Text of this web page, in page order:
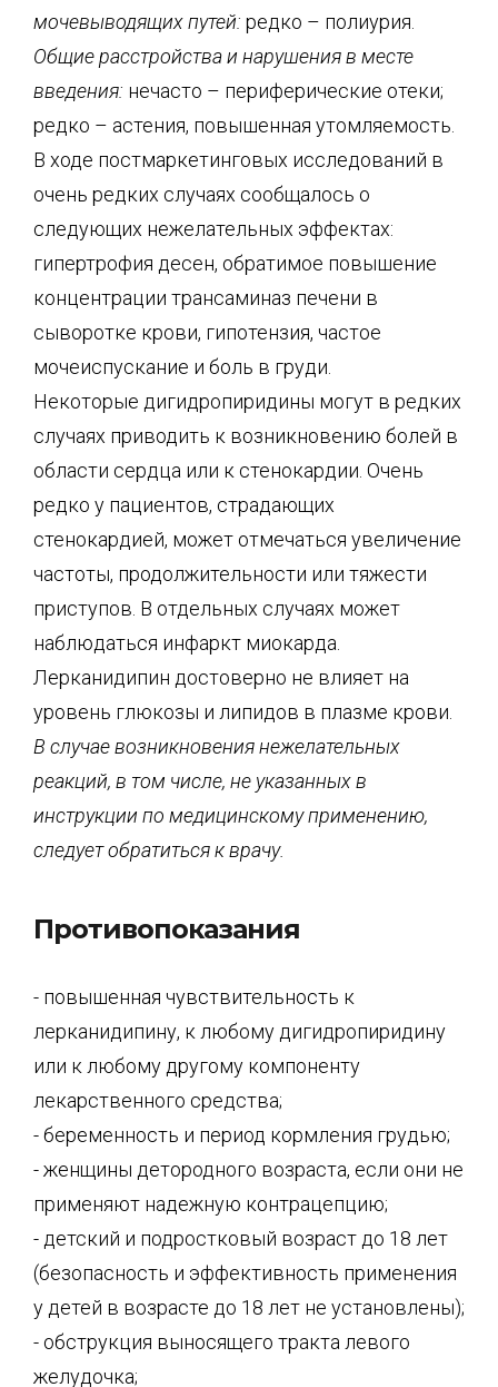
мочевыводящих путей: редко – полиурия.
Общие расстройства и нарушения в месте
введения: нечасто – периферические отеки;
редко – астения, повышенная утомляемость.
В ходе постмаркетинговых исследований в
очень редких случаях сообщалось о
следующих нежелательных эффектах:
гипертрофия десен, обратимое повышение
концентрации трансаминаз печени в
сыворотке крови, гипотензия, частое
мочеиспускание и боль в груди.
Некоторые дигидропиридины могут в редких
случаях приводить к возникновению болей в
области сердца или к стенокардии. Очень
редко у пациентов, страдающих
стенокардией, может отмечаться увеличение
частоты, продолжительности или тяжести
приступов. В отдельных случаях может
наблюдаться инфаркт миокарда.
Лерканидипин достоверно не влияет на
уровень глюкозы и липидов в плазме крови.
В случае возникновения нежелательных
реакций, в том числе, не указанных в
инструкции по медицинскому применению,
следует обратиться к врачу.
Противопоказания
- повышенная чувствительность к
лерканидипину, к любому дигидропиридину
или к любому другому компоненту
лекарственного средства;
- беременность и период кормления грудью;
- женщины детородного возраста, если они не
применяют надежную контрацепцию;
- детский и подростковый возраст до 18 лет
(безопасность и эффективность применения
у детей в возрасте до 18 лет не установлены);
- обструкция выносящего тракта левого
желудочка;